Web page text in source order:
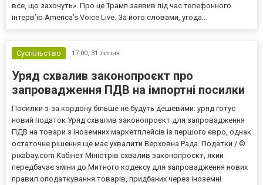
все, що захочуть». Про це Трамп заявив під час телефонного
інтерв’ю America’s Voice Live. За його словами, угода...
Суспільство 17:00, 31 липня
Уряд схвалив законопроєкт про
запровадження ПДВ на імпортні посилки
Посилки з-за кордону більше не будуть дешевими: уряд готує
новий податок Уряд схвалив законопроєкт для запровадження
ПДВ на товари з іноземних маркетплейсів із першого євро, однак
остаточне рішення ще має ухвалити Верховна Рада. Податки / ©
pixabay.com Кабінет Міністрів схвалив законопроєкт, який
передбачає зміни до Митного кодексу для запровадження нових
правил оподаткування товарів, придбаних через іноземні